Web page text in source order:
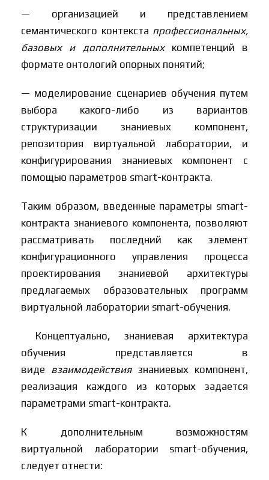
— организацией и представлением
семантического контекста профессиональных,
базовых и дополнительныхкомпетенций в
формате онтологий опорных понятий;
— моделирование сценариев обучения путем
выбора какого-либо из вариантов
структуризации знаниевых компонент,
репозитория виртуальной лаборатории, и
конфигурирования знаниевых компонент с
помощью параметров smart-контракта.
Таким образом, введенные параметры smart-
контракта знаниевого компонента, позволяют
рассматривать последний как элемент
конфигурационного управления процесса
проектирования знаниевой архитектуры
предлагаемых образовательных программ
виртуальной лаборатории smart-обучения.
Концептуально, знаниевая архитектура
обучения представляется в
виде взаимодействия знаниевых компонент,
реализация каждого из которых задается
параметрами smart-контракта.
К дополнительным возможностям
виртуальной лаборатории smart-обучения,
следует отнести: